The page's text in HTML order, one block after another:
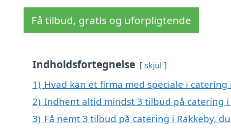
Få tilbud, gratis og uforpligtende
Indholdsfortegnelse skjul
1) Hvad kan et firma med speciale i
2) Indhent altid mindst 3 tilbud på catering i
3) Få nemt 3 tilbud på catering i Rakkeby,